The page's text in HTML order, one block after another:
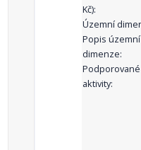
Kč):
Územní
Popis územní
dimenze:
Podporované
aktivity: